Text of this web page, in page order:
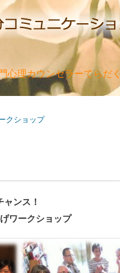
心理カウンセラーてらだ
クショップ
ンス！
ワークショップ